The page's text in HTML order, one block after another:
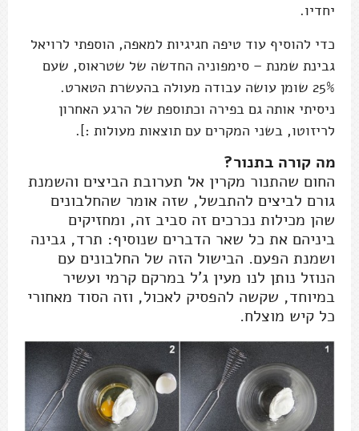
יחדיו.
כדי להוסיף עוד טיפה חגיגיות למאפה, הוספתי לרויאל
גבינת שמנת – סימפוניה החדשה של שטראוס, שעם
25% שומן עושה עבודה מעולה בהעשרת הטארט.
ניסיתי אותה גם בפירה וכתוספת של הרגע האחרון
לריזוטו, בשני המקרים עם תוצאות מעולות :].
מה קורה בתנור?
החום שהתנור מקרין אל תערובת הביצים והשמנת
גורם לביצים להתבשל, שזה אומר שהחלבונים
שהן מכילות נכרכים זה סביב זה, ומחזיקים
ביניהם את כל שאר הדברים שנוסיף: תרד, גבינה
ושמנת הפעם. הבישול הזה של החלבונים עם
הנוזל נותן לנו מעין ג'ל במרקם קרמי ועשיר
במיוחד, שקשה להפסיק לאכול, וזה הסוד מאחורי
כל קיש מוצלח.